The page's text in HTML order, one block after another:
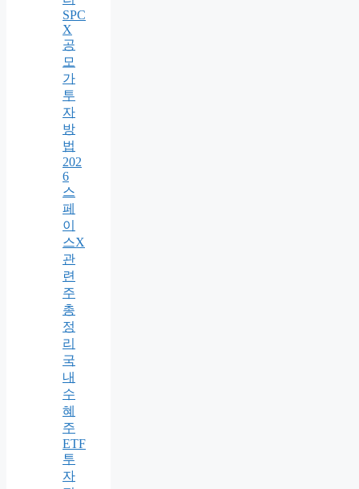
SPC
X
공
모
가
투
자
방
법
202
6
스
페
이
스X
관
련
주
총
정
리
국
내
수
혜
주
ETF
투
자